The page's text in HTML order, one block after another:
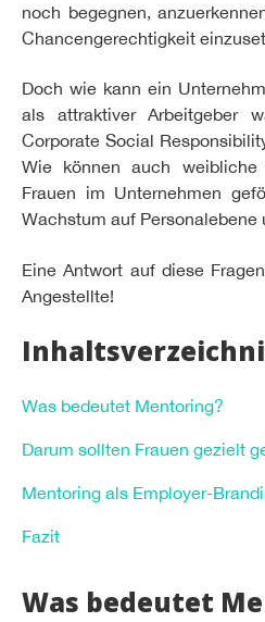
noch begegnen,
Chancengerechtigkeit
Doch wie kann ein
als attraktiver Arbeitgeber
Corporate Social
Wie können auch weibliche
Frauen im Unternehmen
Wachstum auf Personalebene
Eine Antwort auf diese
Angestellte!
Was bedeutet Mentoring?
Darum sollten Frauen gezielt
Mentoring als Employer-
Fazit
Was bedeutet